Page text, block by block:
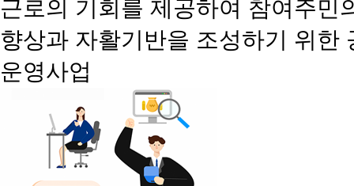
근로의 기회를 제공하여 참여주민
향상과 자활기반을 조성하기 위한
운영사업